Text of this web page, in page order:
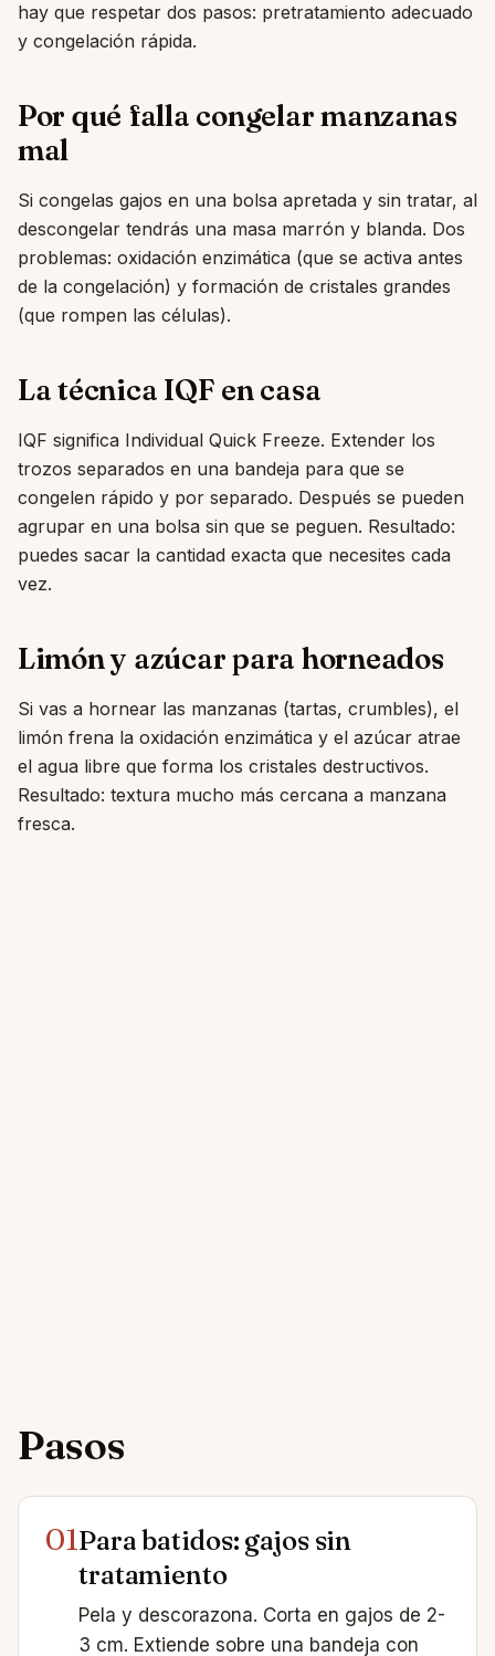
hay que respetar dos pasos: pretratamiento adecuado
y congelación rápida.
Por qué falla congelar manzanas
mal
Si congelas gajos en una bolsa apretada y sin tratar, al
descongelar tendrás una masa marrón y blanda. Dos
problemas: oxidación enzimática (que se activa antes
de la congelación) y formación de cristales grandes
(que rompen las células).
La técnica IQF en casa
IQF significa Individual Quick Freeze. Extender los
trozos separados en una bandeja para que se
congelen rápido y por separado. Después se pueden
agrupar en una bolsa sin que se peguen. Resultado:
puedes sacar la cantidad exacta que necesites cada
vez.
Limón y azúcar para horneados
Si vas a hornear las manzanas (tartas, crumbles), el
limón frena la oxidación enzimática y el azúcar atrae
el agua libre que forma los cristales destructivos.
Resultado: textura mucho más cercana a manzana
fresca.
Pasos
01Para batidos: gajos sin
tratamiento
Pela y descorazona. Corta en gajos de 2-
3 cm. Extiende sobre una bandeja con